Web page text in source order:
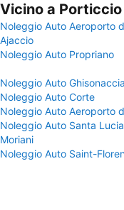
Vicino a Porticcio
Noleggio Auto Aeroporto
Ajaccio
Noleggio Auto Propriano
Noleggio Auto Ghisonaccia
Noleggio Auto Corte
Noleggio Auto Aeroporto
Noleggio Auto Santa
Moriani
Noleggio Auto Saint-